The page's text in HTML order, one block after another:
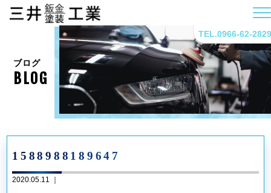
TEL.0966-62-2829
ブログ
BLOG
1588988189647
2020.05.11 ｜